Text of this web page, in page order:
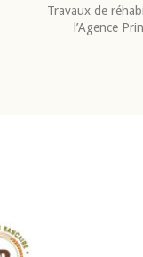
Travaux de
l’Agence